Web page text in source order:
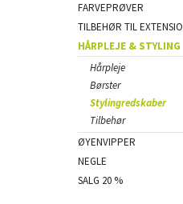
FARVEPRØVER
TILBEHØR TIL
HÅRPLEJE & STYLING
Hårpleje
Børster
Stylingredskaber
Tilbehør
ØYENVIPPER
NEGLE
SALG 20 %